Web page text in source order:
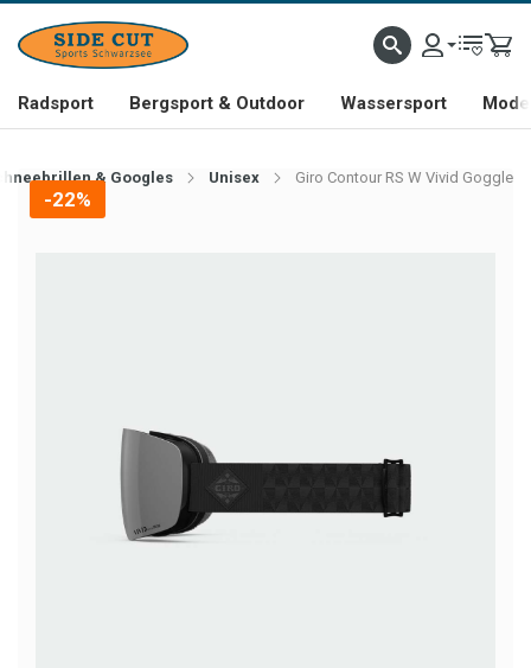
Radsport Bergsport & Outdoor Wassersport
& Googles Unisex Giro Contour RS W Vivid Goggle
-22%